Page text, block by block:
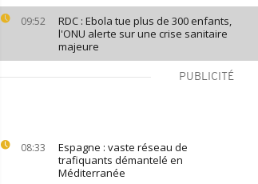
09:52
RDC : Ebola tue plus de 300 enfants,
l'ONU alerte sur une crise sanitaire
majeure
PUBLICITÉ
08:33
Espagne : vaste réseau de
trafiquants démantelé en
Méditerranée